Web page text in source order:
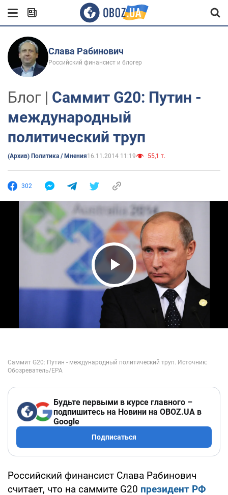
Слава Рабинович
Российский финансист и блогер
Блог | Cаммит G20: Путин -
международный
политический труп
(Архив) Политика / Мнения16.11.2014 11:19 55,1 т.
302
Play Video
Будьте первыми в курсе главного –
подпишитесь на Новини на OBOZ.UA в
Google
Подписаться
Российский финансист Слава Рабинович
считает, что на саммите G20 президент РФ